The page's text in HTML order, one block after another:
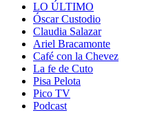
LO ÚLTIMO
Óscar Custodio
Claudia Salazar
Ariel Bracamonte
Café con la Chevez
La fe de Cuto
Pisa Pelota
Pico TV
Podcast